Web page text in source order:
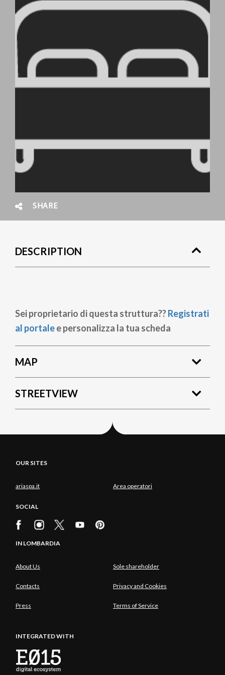
SHARE
DESCRIPTION
Sei proprietario di questa struttura??Registrati
al portalee personalizza la tua scheda
MAP
STREETVIEW
OUR SITES
ariaspa.it Area operatori
SOCIAL
IN LOMBARDIA
About Us Sole shareholder
Contacts Privacy and Cookies
Press Terms of Service
INTEGRATED WITH